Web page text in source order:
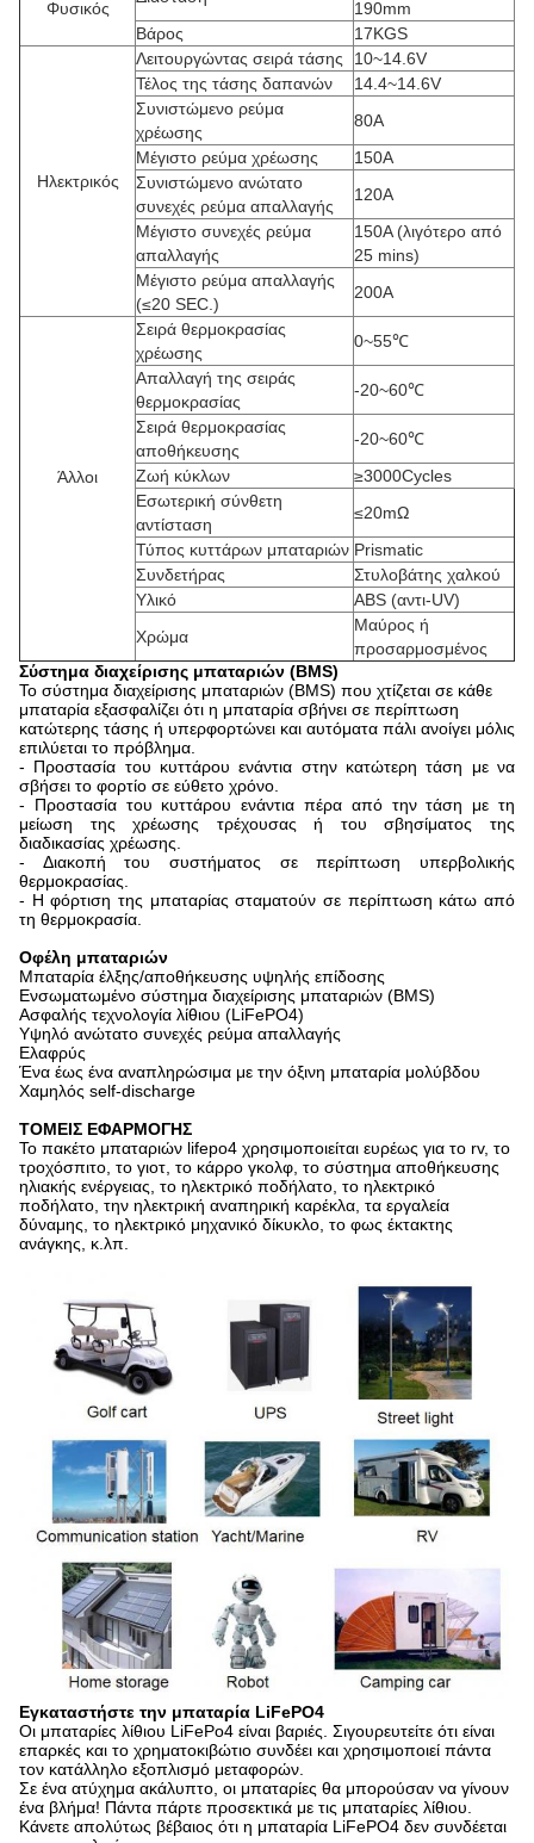
Φυσικός
190mm
Βάρος
17KGS
Ηλεκτρικός
Λειτουργώντας σειρά τάσης
10~14.6V
Τέλος της τάσης δαπανών
14.4~14.6V
Συνιστώμενο ρεύμα
χρέωσης
80A
Μέγιστο ρεύμα χρέωσης
150A
Συνιστώμενο ανώτατο
συνεχές ρεύμα απαλλαγής
120A
Μέγιστο συνεχές ρεύμα
απαλλαγής
150A(λιγότερο από
25 mins)
Μέγιστο ρεύμα απαλλαγής
(≤20 SEC.)
200A
Άλλοι
Σειρά θερμοκρασίας
χρέωσης
0~55℃
Απαλλαγή της σειράς
θερμοκρασίας
-20~60℃
Σειρά θερμοκρασίας
αποθήκευσης
-20~60℃
Ζωή κύκλων
≥3000Cycles
Εσωτερική σύνθετη
αντίσταση
≤20mΩ
Τύπος κυττάρων μπαταριών Prismatic
Συνδετήρας
Στυλοβάτης χαλκού
Υλικό
ABS (αντι-UV)
Χρώμα
Μαύρος ή
προσαρμοσμένος
Σύστημα διαχείρισης μπαταριών (BMS)
Το σύστημα διαχείρισης μπαταριών (BMS) που χτίζεται σε κάθε
μπαταρία εξασφαλίζει ότι η μπαταρία σβήνει σε περίπτωση
κατώτερης τάσης ή υπερφορτώνει και αυτόματα πάλι ανοίγει μόλις
επιλύεται το πρόβλημα.
- Προστασία του κυττάρου ενάντια στην κατώτερη τάση με να
σβήσει το φορτίο σε εύθετο χρόνο.
- Προστασία του κυττάρου ενάντια πέρα από την τάση με τη
μείωση της χρέωσης τρέχουσας ή του σβησίματος της
διαδικασίας χρέωσης.
- Διακοπή του συστήματος σε περίπτωση υπερβολικής
θερμοκρασίας.
- Η φόρτιση της μπαταρίας σταματούν σε περίπτωση κάτω από
τη θερμοκρασία.
Οφέλη μπαταριών
Μπαταρία έλξης/αποθήκευσης υψηλής επίδοσης
Ενσωματωμένο σύστημα διαχείρισης μπαταριών (BMS)
Ασφαλής τεχνολογία λίθιου (LiFePO4)
Υψηλό ανώτατο συνεχές ρεύμα απαλλαγής
Ελαφρύς
Ένα έως ένα αναπληρώσιμα με την όξινη μπαταρία μολύβδου
Χαμηλός self-discharge
ΤΟΜΕΙΣ ΕΦΑΡΜΟΓΗΣ
Το πακέτο μπαταριών lifepo4 χρησιμοποιείται ευρέως για το rv, το
τροχόσπιτο, το γιοτ, το κάρρο γκολφ, το σύστημα αποθήκευσης
ηλιακής ενέργειας, το ηλεκτρικό ποδήλατο, το ηλεκτρικό
ποδήλατο, την ηλεκτρική αναπηρική καρέκλα, τα εργαλεία
δύναμης, το ηλεκτρικό μηχανικό δίκυκλο, το φως έκτακτης
ανάγκης, κ.λπ.
Εγκαταστήστε την μπαταρία LiFePO4
Οι μπαταρίες λίθιου LiFePo4 είναι βαριές. Σιγουρευτείτε ότι είναι
επαρκές και το χρηματοκιβώτιο συνδέει και χρησιμοποιεί πάντα
τον κατάλληλο εξοπλισμό μεταφορών.
Σε ένα ατύχημα ακάλυπτο, οι μπαταρίες θα μπορούσαν να γίνουν
ένα βλήμα! Πάντα πάρτε προσεκτικά με τις μπαταρίες λίθιου.
Κάνετε απολύτως βέβαιος ότι η μπαταρία LiFePO4 δεν συνδέεται